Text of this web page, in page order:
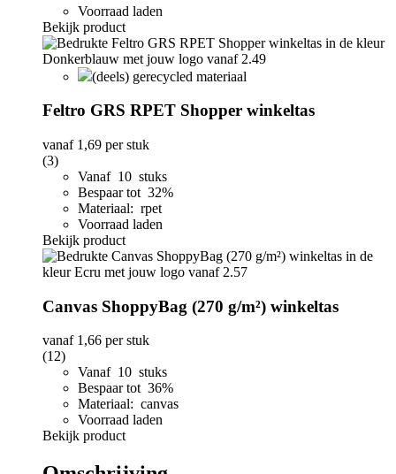
Voorraad laden
Bekijk product
(deels) gerecycled materiaal
Feltro GRS RPET Shopper winkeltas
vanaf 1,69 per stuk
(3)
Vanaf 10 stuks
Bespaar tot 32%
Materiaal: rpet
Voorraad laden
Bekijk product
Canvas ShoppyBag (270 g/m²) winkeltas
vanaf 1,66 per stuk
(12)
Vanaf 10 stuks
Bespaar tot 36%
Materiaal: canvas
Voorraad laden
Bekijk product